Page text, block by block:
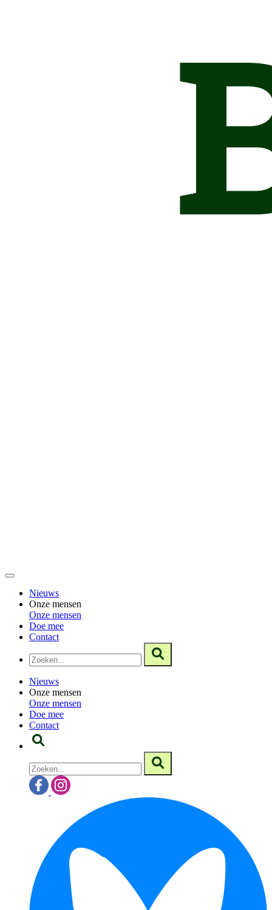
Nieuws
Onze mensen
Onze mensen
Doe mee
Contact
Nieuws
Onze mensen
Onze mensen
Doe mee
Contact